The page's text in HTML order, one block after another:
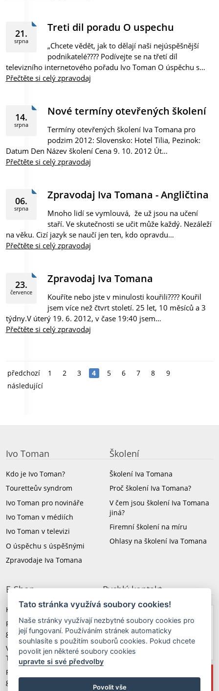
21.
srpna
Treti dil poradu O uspechu
„Chcete vědět, jak to dělají naši nejúspěšnější
podnikatelé???? Podívejte se na třetí díl
televizního internetového pořadu Ivo Toman O úspěchu s…
Přečtěte si celý zpravodaj
14.
srpna
Nové termíny otevřených školení
Termíny otevřených školení Iva Tomana pro
podzim 2012: Slovensko: Hotel Tilia, Pezinok:
Datum Den Název školení Cena 9. 10. 2012 Út…
Přečtěte si celý zpravodaj
06.
srpna
Zpravodaj Iva Tomana - Angličtina
Mnoho lidí se vymlouvá, že už jsou na učení
staří. Ve skutečnosti se učit může každý. Nezáleží
na věku. Cizí jazyk se naučí jen ten, kdo opravdu…
Přečtěte si celý zpravodaj
23.
července
Zpravodaj Iva Tomana
Kouříte nebo jste v minulosti kouřili???? Kouřil
jsem více než čtvrt století. 25 let, 10 měsíců a 3
týdny.V úterý 19. 6. 2012, v čase 19:40 jsem…
Přečtěte si celý zpravodaj
předchozí 1 2 3 4 5 6 7 8
9
následující
Ivo Toman
Kdo je Ivo Toman?
Touretteův syndrom
Ivo Toman pro novináře
Ivo Toman v médiích
Ivo Toman v televizi
O úspěchu s úspěšnými
Zpravodaje Iva Tomana
Školení
Školení Iva Tomana
Proč školení Iva Tomana?
V čem jsou školení Iva Tomana
jiná?
Firemní školení na míru
Ohlasy na školení Iva Tomana
E-Shop
Knihy a CD Iva Tomana
Revoluční angličtina 3.
generace
Video školení Iva
Tomana
Revoluční němčina 3.
generace
Rychlý kontakt
+420 603 579 174
taxus@taxus.cz
Tato stránka využívá soubory cookies!
Naše stránky využívají nezbytné soubory cookies pro
její fungovaní. Používáním stránek automaticky
souhlasíte s použitím souborů cookies. Pokud chcete
povolit jen některé soubory cookies
upravte si své předvolby
Povolit vše